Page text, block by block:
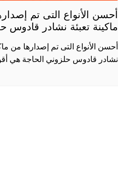
أحسن الأنواع التى تم
ماكينة تعبئة نشادر قادوس
أحسن الأنواع التى تم إصدارها من
نشادر قادوس حلزوني الحاجة هي